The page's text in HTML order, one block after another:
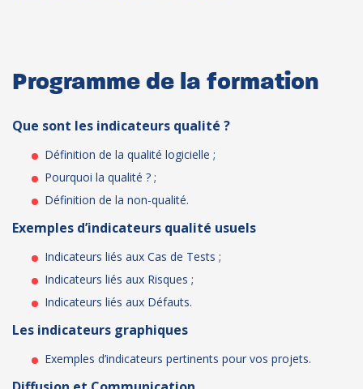
Programme de la formation
Que sont les indicateurs qualité ?
Définition de la qualité logicielle ;
Pourquoi la qualité ? ;
Définition de la non-qualité.
Exemples d’indicateurs qualité usuels
Indicateurs liés aux Cas de Tests ;
Indicateurs liés aux Risques ;
Indicateurs liés aux Défauts.
Les indicateurs graphiques
Exemples d’indicateurs pertinents pour vos projets.